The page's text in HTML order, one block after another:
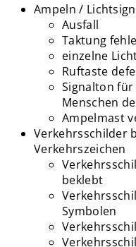
Ampeln /
Ausfall
Taktung
einzelne
Ruftaste
Signalton
Menschen
Ampelmast
Verkehrsschilder
Verkehrszeichen
beklebt
Symbolen